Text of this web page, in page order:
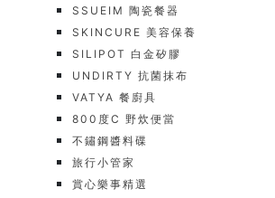
SSUEIM 陶瓷餐器
SKINCURE 美容保養
SILIPOT 白金矽膠
UNDIRTY 抗菌抹布
VATYA 餐廚具
800度C 野炊便當
不鏽鋼醬料碟
旅行小管家
賞心樂事精選